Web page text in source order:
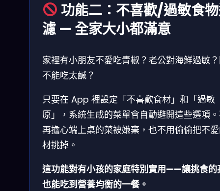
功能二：不喜歡/過敏食
濾 — 全家大小都滿意
家裡有小朋友不愛吃青椒？老公對海鮮過敏
不能吃太鹹？
只要在 App 裡設定「不喜歡食材」和「過敏
原」，系統生成的菜單會自動避開這些選項
再擔心端上桌的菜被嫌棄，也不用偷偷把不
材挑掉。
這功能對有小孩的家庭特別實用——讓挑食的
也能吃到營養均衡的一餐。